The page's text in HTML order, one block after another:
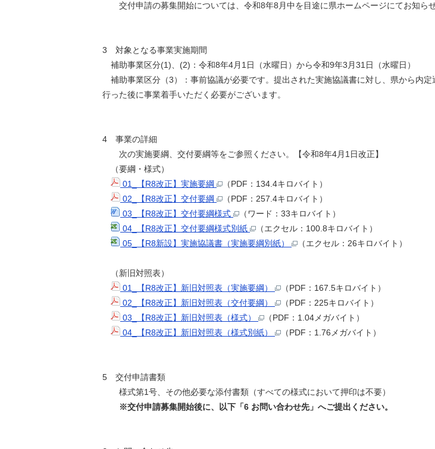
交付申請の募集開始については、令和8年8月中を目途に県ホームページにてお知らせ
3 対象となる事業実施期間
補助事業区分(1)、(2)：令和8年4月1日（水曜日）から令和9年3月31日（水曜日）
補助事業区分（3）：事前協議が必要です。提出された実施協議書に対し、県から内
行った後に事業着手いただく必要がございます。
4 事業の詳細
次の実施要綱、交付要綱等をご参照ください。【令和8年4月1日改正】
（要綱・様式）
01_【R8改正】実施要綱
（PDF：134.4キロバイト）
02_【R8改正】交付要綱
（PDF：257.4キロバイト）
03_【R8改正】交付要綱様式
（ワード：33キロバイト）
04_【R8改正】交付要綱様式別紙
（エクセル：100.8キロバイト）
05_【R8新設】実施協議書（実施要綱別紙）
（エクセル：26キロバイト）
（新旧対照表）
01_【R8改正】新旧対照表（実施要綱）
（PDF：167.5キロバイト）
02_【R8改正】新旧対照表（交付要綱）
（PDF：225キロバイト）
03_【R8改正】新旧対照表（様式）
（PDF：1.04メガバイト）
04_【R8改正】新旧対照表（様式別紙）
（PDF：1.76メガバイト）
5 交付申請書類
様式第1号、その他必要な添付書類（すべての様式において押印は不要）
※交付申請募集開始後に、以下「6 お問い合わせ先」へご提出ください。